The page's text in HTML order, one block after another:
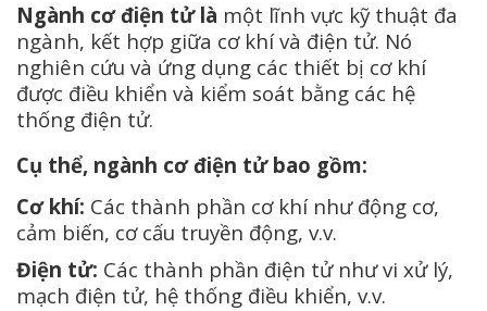
Ngành cơ điện tử là một lĩnh vực kỹ thuật đa
ngành, kết hợp giữa cơ khí và điện tử. Nó
nghiên cứu và ứng dụng các thiết bị cơ khí
được điều khiển và kiểm soát bằng các hệ
thống điện tử.
Cụ thể, ngành cơ điện tử bao gồm:
Cơ khí: Các thành phần cơ khí như động cơ,
cảm biến, cơ cấu truyền động, v.v.
Điện tử: Các thành phần điện tử như vi xử lý,
mạch điện tử, hệ thống điều khiển, v.v.